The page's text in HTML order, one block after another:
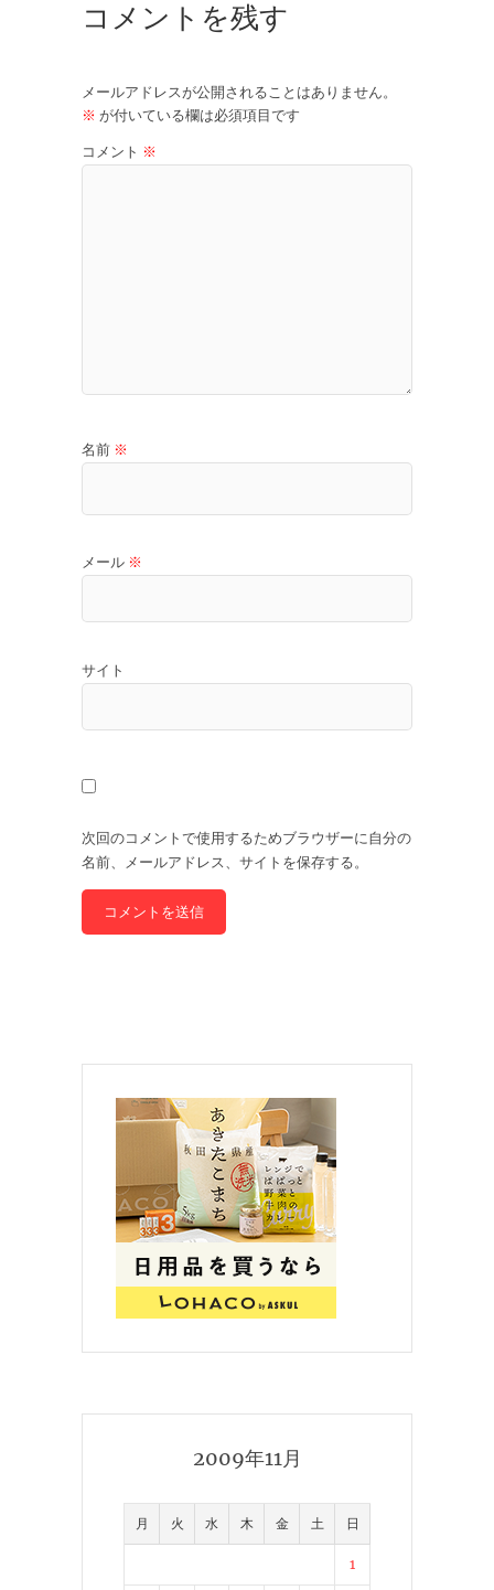
コメントを残す
メールアドレスが公開されることはありません。
※ が付いている欄は必須項目です
コメント ※
名前 ※
メール ※
サイト
次回のコメントで使用するためブラウザーに自分の
名前、メールアドレス、サイトを保存する。
2009年11月
月 火 水 木 金 土 日
1